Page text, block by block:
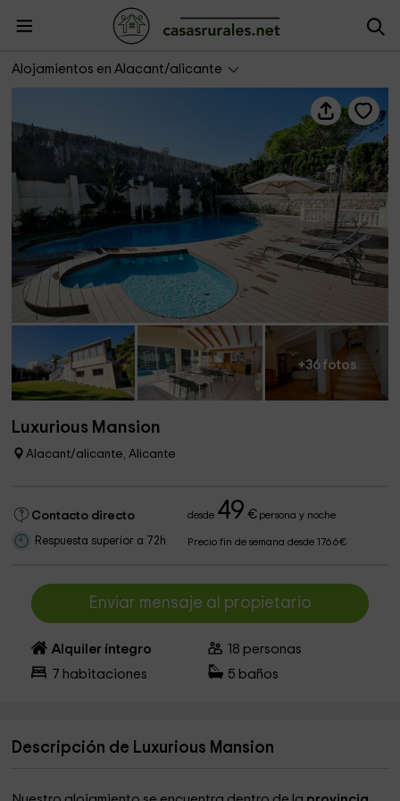
Alojamientos en Alacant/alicante
+36 fotos
Luxurious Mansion
Alacant/alicante, Alicante
Contacto directo desde 49 €persona y noche
Respuesta superior a 72h Precio fin de semana desde 1766€
Enviar mensaje al propietario
Alquiler íntegro 18 personas
7 habitaciones 5 baños
Descripción de Luxurious Mansion